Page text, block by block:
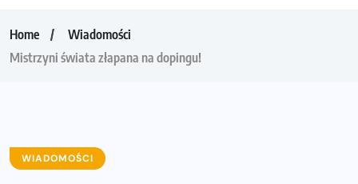
Home
Wiadomości
Mistrzyni świata złapana na dopingu!
WIADOMOŚCI